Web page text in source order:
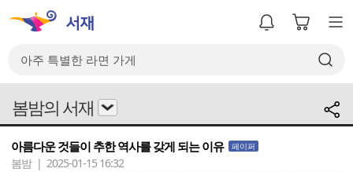
봄밤의 서재
아름다운 것들이 추한 역사를 갖게 되는 이유 페이퍼
봄밤 | 2025-01-15 16:32